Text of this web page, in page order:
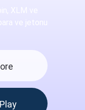
ve jetonu